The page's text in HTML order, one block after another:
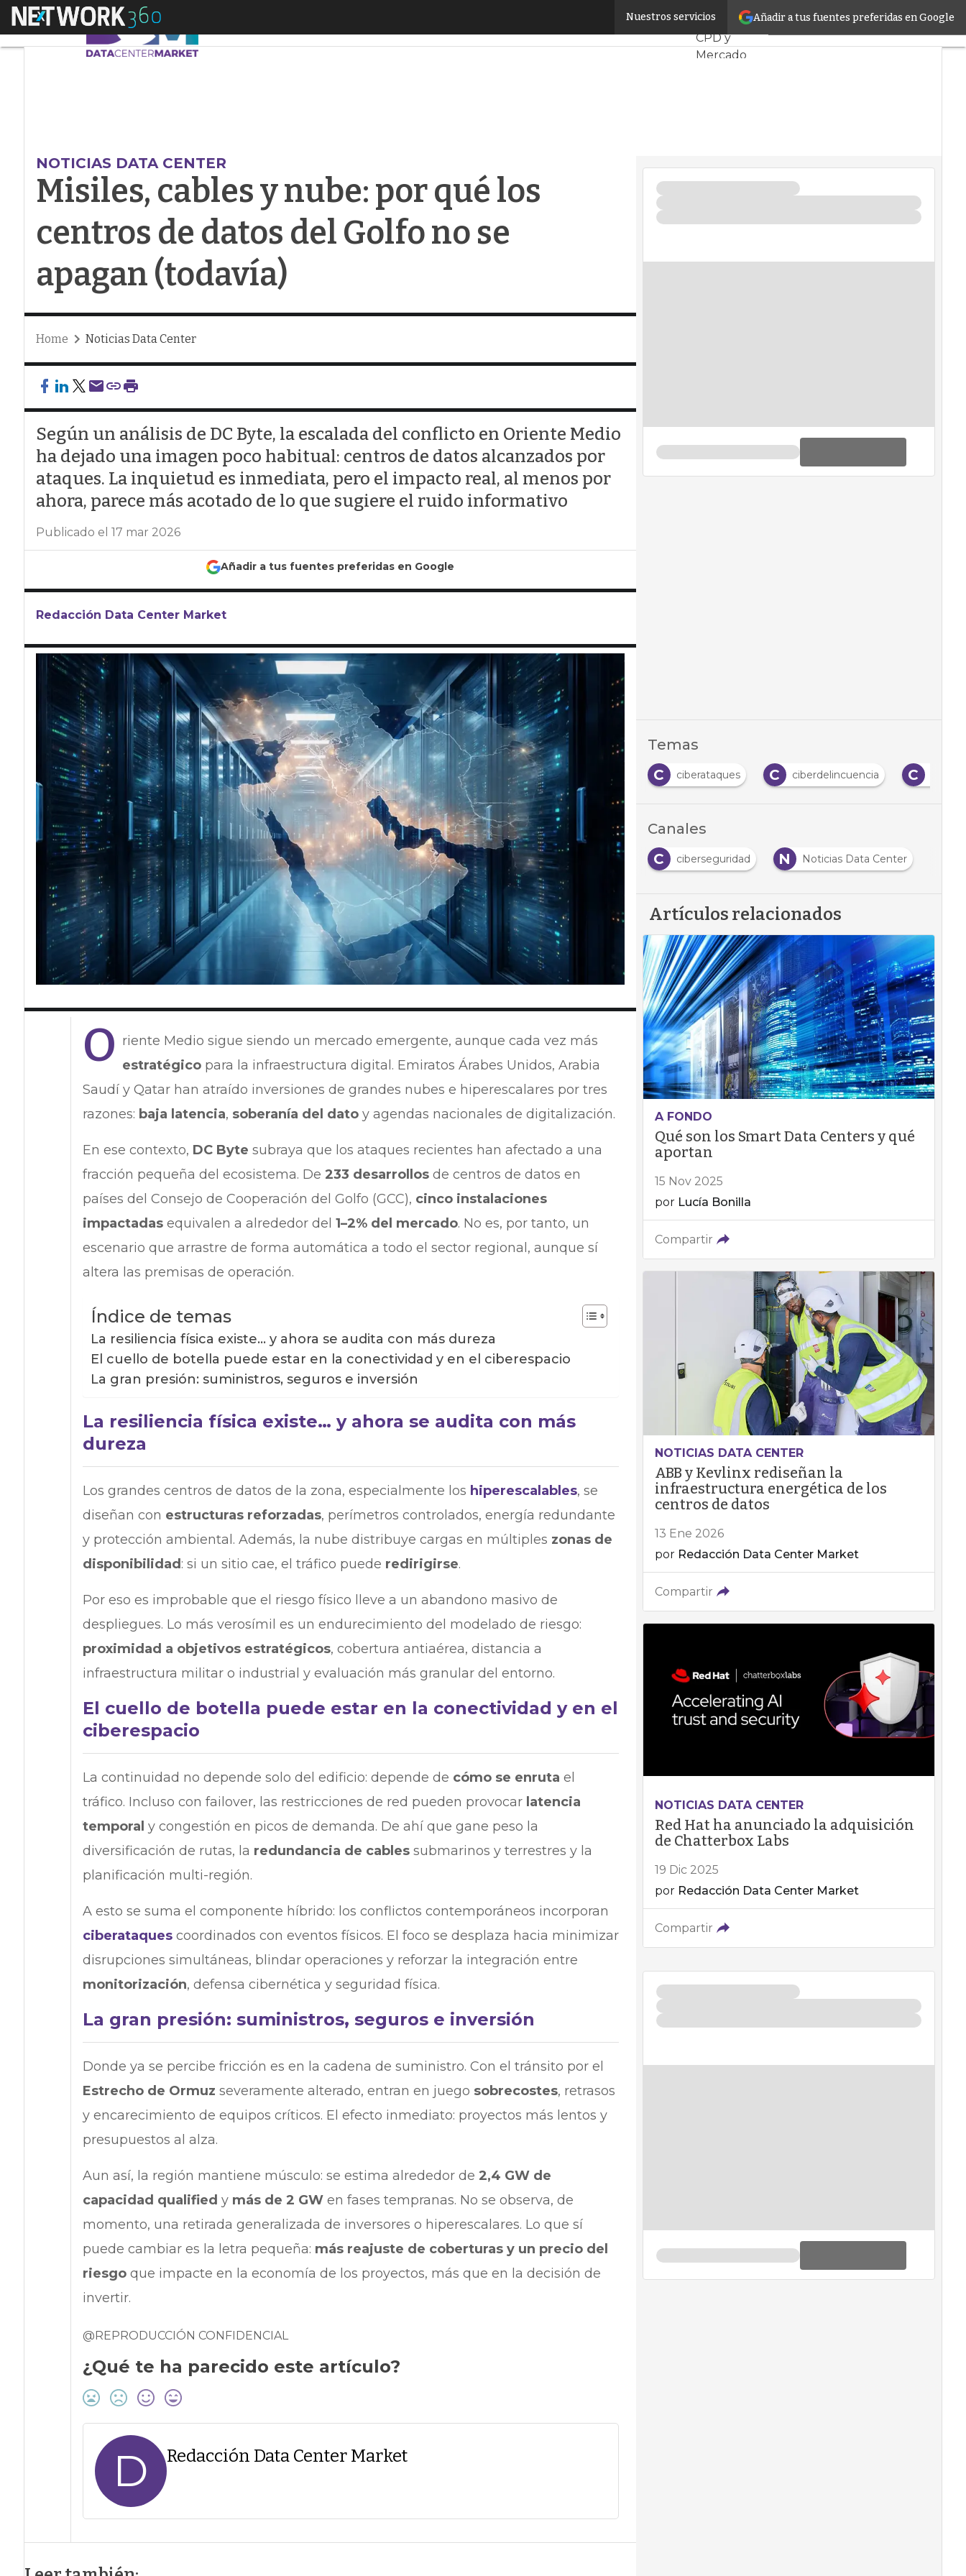
Añadir a tus fuentes preferidas en Google
Nuestros servicios
Menú Misiles, cables y nube: por qué los centros de datos del Golfo no se apagan (todavía)Servidores
CPD y
Mercado
Inteligencia
NOTICIAS DATA CENTER
Misiles, cables y nube: por qué los
centros de datos del Golfo no se
apagan (todavía)
Home Noticias Data Center
Según un análisis de DC Byte, la escalada del conflicto en Oriente Medio
ha dejado una imagen poco habitual: centros de datos alcanzados por
ataques. La inquietud es inmediata, pero el impacto real, al menos por
ahora, parece más acotado de lo que sugiere el ruido informativo
Publicado el 17 mar 2026
Añadir a tus fuentes preferidas en Google
Redacción Data Center Market
O riente Medio sigue siendo un mercado emergente, aunque cada vez más
estratégicopara la infraestructura digital. Emiratos Árabes Unidos, Arabia
Saudí y Qatar han atraído inversiones de grandes nubes e hiperescalares por tres
razones: baja latencia, soberanía del datoy agendas nacionales de digitalización.
En ese contexto, DC Byte subraya que los ataques recientes han afectado a una
fracción pequeña del ecosistema. De 233 desarrollosde centros de datos en
países del Consejo de Cooperación del Golfo (GCC), cinco instalaciones
impactadasequivalen a alrededor del 1–2% del mercado. No es, por tanto, un
escenario que arrastre de forma automática a todo el sector regional, aunque sí
altera las premisas de operación.
Índice de temas
La resiliencia física existe… y ahora se audita con más dureza
El cuello de botella puede estar en la conectividad y en el ciberespacio
La gran presión: suministros, seguros e inversión
La resiliencia física existe… y ahora se audita con más
dureza
Los grandes centros de datos de la zona, especialmente los hiperescalables, se
diseñan con estructuras reforzadas, perímetros controlados, energía redundante
y protección ambiental. Además, la nube distribuye cargas en múltiples zonas de
disponibilidad : si un sitio cae, el tráfico puede redirigirse.
Por eso es improbable que el riesgo físico lleve a un abandono masivo de
despliegues. Lo más verosímil es un endurecimiento del modelado de riesgo:
proximidad a objetivos estratégicos, cobertura antiaérea, distancia a
infraestructura militar o industrial y evaluación más granular del entorno.
El cuello de botella puede estar en la conectividad y en el
ciberespacio
La continuidad no depende solo del edificio: depende de cómo se enruta el
tráfico. Incluso con failover, las restricciones de red pueden provocar latencia
temporal y congestión en picos de demanda. De ahí que gane peso la
diversificación de rutas, la redundancia de cablessubmarinos y terrestres y la
planificación multi-región.
A esto se suma el componente híbrido: los conflictos contemporáneos incorporan
ciberataquescoordinados con eventos físicos. El foco se desplaza hacia minimizar
disrupciones simultáneas, blindar operaciones y reforzar la integración entre
monitorización, defensa cibernética y seguridad física.
La gran presión: suministros, seguros e inversión
Donde ya se percibe fricción es en la cadena de suministro. Con el tránsito por el
Estrecho de Ormuz severamente alterado, entran en juego sobrecostes, retrasos
y encarecimiento de equipos críticos. El efecto inmediato: proyectos más lentos y
presupuestos al alza.
Aun así, la región mantiene músculo: se estima alrededor de 2,4 GW de
capacidad qualified y más de 2 GWen fases tempranas. No se observa, de
momento, una retirada generalizada de inversores o hiperescalares. Lo que sí
puede cambiar es la letra pequeña: más reajuste de coberturas y un precio del
riesgoque impacte en la economía de los proyectos, más que en la decisión de
invertir.
@REPRODUCCIÓN CONFIDENCIAL
¿Qué te ha parecido este artículo?
D Redacción Data Center Market
Temas
C
ciberamenazas C ciberataques C ciberdelincuencia C
Canales
C
ciberseguridad N Noticias Data Center
Artículos relacionados
A FONDO
Qué son los Smart Data Centers y qué
aportan
15 Nov 2025
por Lucía Bonilla
Compartir
NOTICIAS DATA CENTER
ABB y Kevlinx rediseñan la
infraestructura energética de los
centros de datos
13 Ene 2026
por Redacción Data Center Market
Compartir
NOTICIAS DATA CENTER
Red Hat ha anunciado la adquisición
de Chatterbox Labs
19 Dic 2025
por Redacción Data Center Market
Compartir